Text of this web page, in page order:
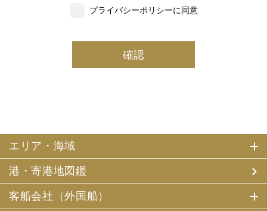
いただいた個人情報の一部を個人データとして保有
(3) 当社は、当社で就業する社員及び社員の扶養親族、及
び当社が支払調書等を作成する継続的契約関係のある個人
います。）は、お客様がご旅行の申込みの際にお申出いた
だいた個人情報についてお客様との連絡のために利用させ
ていただくほか、お客様がお申込みいただいた旅行におい
て運送・宿泊機関等（主要な運送・宿泊機関等について契
約書面に記載されています）の提供する旅行サービスの手
配及びそれらのサービスの受領のための手続、また旅行代
プライバシーポリシーに同意
エリア・海域
港・寄港地図鑑
客船会社（外国船）